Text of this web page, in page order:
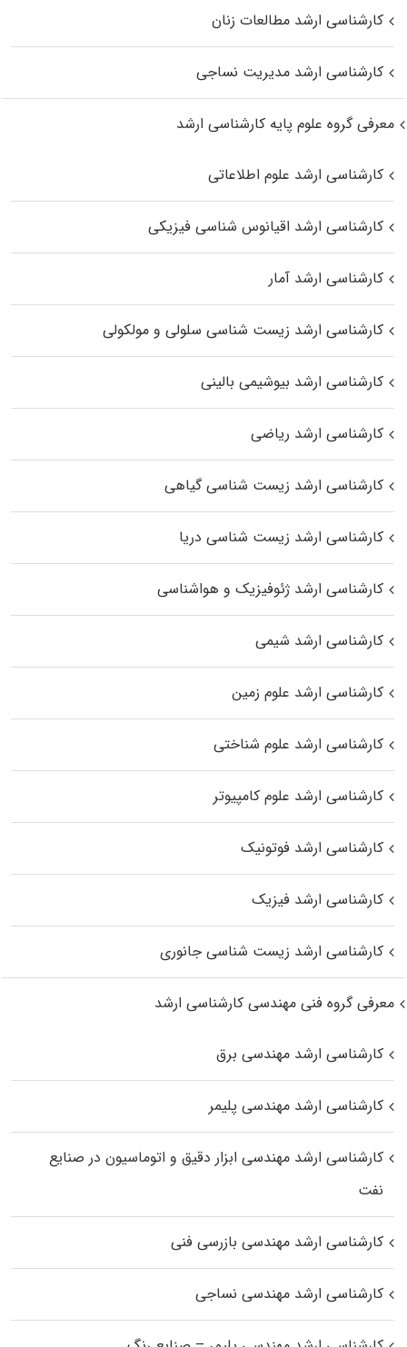
کارشناسی ارشد مطالعات زنان
کارشناسی ارشد مدیریت نساجی
معرفی گروه علوم پایه کارشناسی ارشد
کارشناسی ارشد علوم اطلاعاتی
کارشناسی ارشد اقیانوس‌ شناسی فیزیکی
کارشناسی ارشد آمار
کارشناسی ارشد زیست شناسی سلولی و مولکولی
کارشناسی ارشد بیوشیمی بالینی
کارشناسی ارشد ریاضی
کارشناسی ارشد زیست‌ شناسی گیاهی
کارشناسی ارشد زیست‌ شناسی دریا
کارشناسی ارشد ژئوفیزیک و هواشناسی
کارشناسی ارشد شیمی
کارشناسی ارشد علوم زمین
کارشناسی ارشد علوم شناختی
کارشناسی ارشد علوم کامپیوتر
کارشناسی ارشد فوتونیک
کارشناسی ارشد فیزیک
کارشناسی ارشد زیست‌ شناسی جانوری
معرفی گروه فنی مهندسی کارشناسی ارشد
کارشناسی ارشد مهندسی برق
کارشناسی ارشد مهندسی پلیمر
کارشناسی ارشد مهندسی ابزار دقیق و اتوماسیون در صنایع
نفت
کارشناسی ارشد مهندسی بازرسی فنی
کارشناسی ارشد مهندسی نساجی